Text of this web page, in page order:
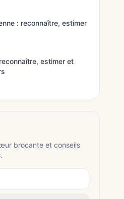
: reconnaître, estimer
estimer et
brocante et conseils